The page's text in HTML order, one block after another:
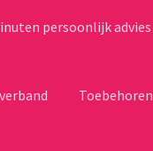
persoonlijk advies
Toebehoren